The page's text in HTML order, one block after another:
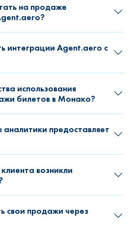
на продаже
интеграции Agent.aero с
использования
билетов в Монако?
аналитики предоставляет
возникли
свои продажи через